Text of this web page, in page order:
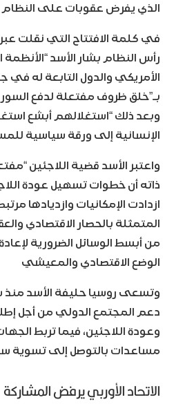
الذي يفرض عقوبات على
في كلمة الافتتاح التي نقلت عبر
رأس النظام بشار الأسد “الأنظمة
الأمريكي والدول التابعة له في
بـ”خلق ظروف مفتعلة لدفع
وبعد ذلك “استغلالهم أبشع
الإنسانية إلى ورقة سياسية
واعتبر الأسد قضية اللاجئين
ذاته أن خطوات تسهيل عودة
ازدادت الإمكانيات وازديادها
المتمثلة بالحصار الاقتصادي
من أبسط الوسائل الضرورية
الوضع الاقتصادي والمعيشي
وتسعى روسيا حليفة الأسد
دعم المجتمع الدولي من أجل
وعودة اللاجئين، فيما تربط
مساعدات بالتوصل إلى تسوية
الاتحاد الأوربي يرفض المشاركة